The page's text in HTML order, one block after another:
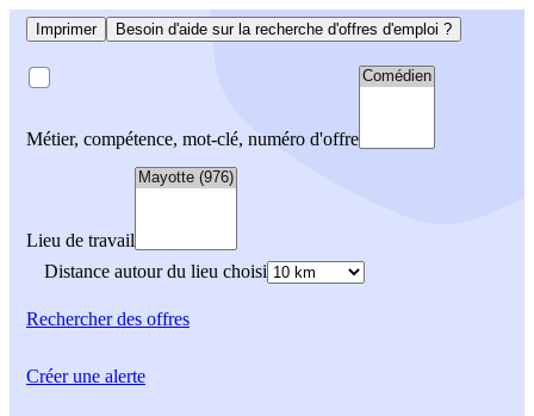
Imprimer Besoin d'aide sur la recherche d'offres d'emploi ?
Métier, compétence, mot-clé, numéro d'offre
Lieu de travail
Distance autour du lieu choisi
Rechercherdes offres
Créer une alerte